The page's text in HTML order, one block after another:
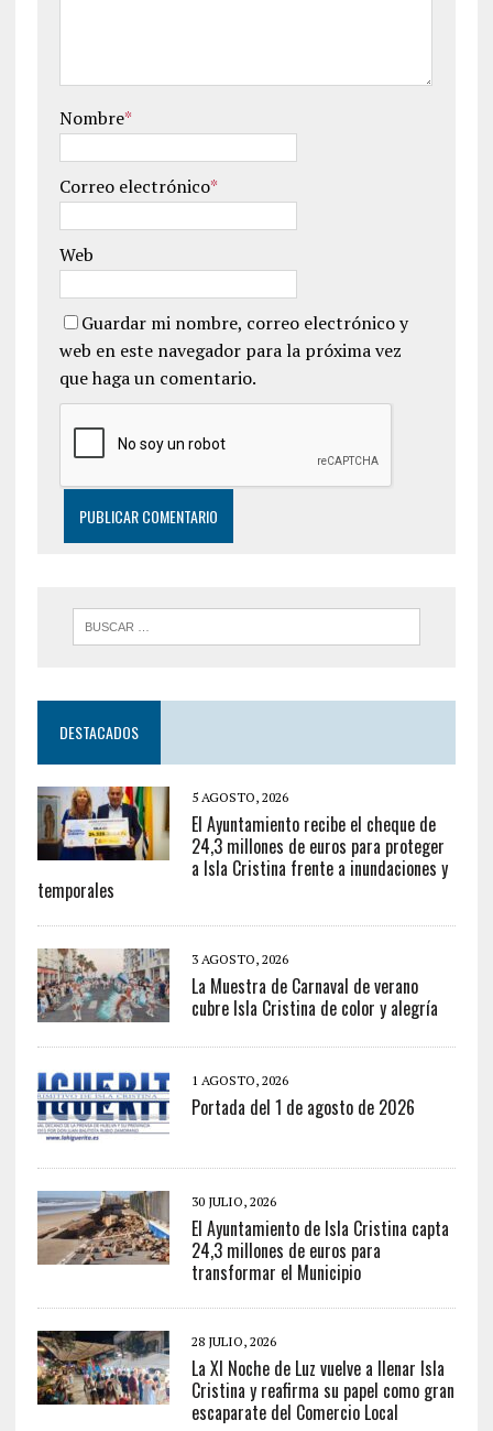
Nombre*
Correo electrónico*
Web
Guardar mi nombre, correo electrónico y
web en este navegador para la próxima vez
que haga un comentario.
DESTACADOS
5 AGOSTO, 2026
El Ayuntamiento recibe el cheque de
24,3 millones de euros para proteger
a Isla Cristina frente a inundaciones y
temporales
3 AGOSTO, 2026
La Muestra de Carnaval de verano
cubre Isla Cristina de color y alegría
1 AGOSTO, 2026
Portada del 1 de agosto de 2026
30 JULIO, 2026
El Ayuntamiento de Isla Cristina capta
24,3 millones de euros para
transformar el Municipio
28 JULIO, 2026
La XI Noche de Luz vuelve a llenar Isla
Cristina y reafirma su papel como gran
escaparate del Comercio Local